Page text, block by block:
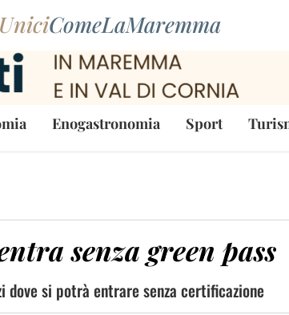
ComeLaMaremma
Enogastronomia Sport
senza green pass
dove si potrà entrare senza certificazione